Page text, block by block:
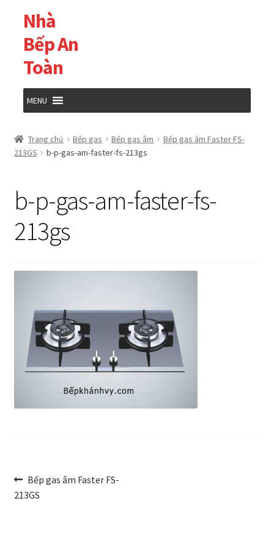
Đi
đến
Điều
hướng
Chuyển
đến
nội
dung
Nhà
Bếp An
Toàn
MENU
Cửa hàng
Giỏ hàng
Tài khoản của tôi
Trang chủ Bếp gas Bếp gas âm
Bếp gas âm Faster FS-
213GS
b-p-gas-am-faster-fs-213gs
b-p-gas-am-faster-fs-
213gs
Điều
hướng
Bài
trước:
Bếp gas âm Faster FS-
213GS